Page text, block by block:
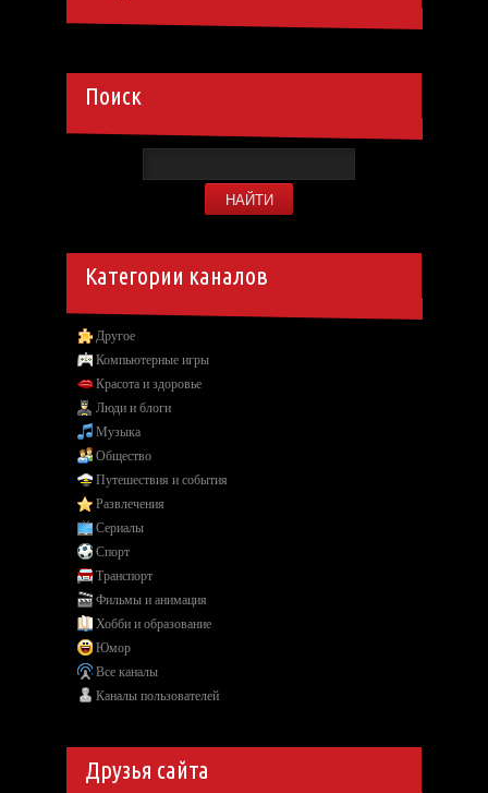
Поиск
Категории каналов
Другое
Компьютерные игры
Красота и здоровье
Люди и блоги
Музыка
Общество
Путешествия и события
Развлечения
Сериалы
Спорт
Транспорт
Фильмы и анимация
Хобби и образование
Юмор
Все каналы
Каналы пользователей
Друзья сайта